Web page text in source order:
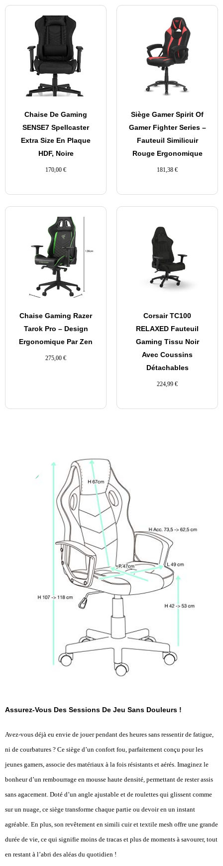
Chaise De Gaming
SENSE7 Spellcaster
Extra Size En Plaque
HDF, Noire
170,00 €
Siège Gamer Spirit Of
Gamer Fighter Series –
Fauteuil Similicuir
Rouge Ergonomique
181,38 €
Chaise Gaming Razer
Tarok Pro – Design
Ergonomique Par Zen
275,00 €
Corsair TC100
RELAXED Fauteuil
Gaming Tissu Noir
Avec Coussins
Détachables
224,99 €
Assurez-Vous Des Sessions De Jeu Sans Douleurs !
Avez-vous déjà eu envie de jouer pendant des heures sans ressentir de fatigue,
ni de courbatures ? Ce siège d’un confort fou, parfaitement conçu pour les
jeunes gamers, associe des matériaux à la fois résistants et aérés. Imaginez le
bonheur d’un rembourrage en mousse haute densité, permettant de rester assis
sans agacement. Doté d’un angle ajustable et de roulettes qui glissent comme
sur un nuage, ce siège transforme chaque partie ou devoir en un instant
agréable. En plus, son revêtement en simili cuir et textile mesh offre une grande
durée de vie, ce qui signifie moins de tracas et plus de moments à savourer, tout
en restant à l’abri des aléas du quotidien !